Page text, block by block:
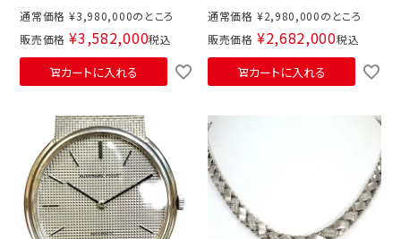
通常価格 ¥3,980,000
販売価格 ¥3,582,000税込
カートに入れる
通常価格 ¥2,980,000
販売価格 ¥2,682,000税込
カートに入れる